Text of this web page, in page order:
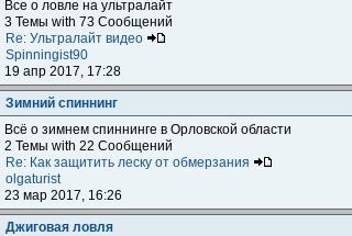
Все о ловле на ультралайт
3 Темы with 73 Сообщений
Re: Ультралайт видео
Spinningist90
19 апр 2017, 17:28
Зимний спиннинг
Всё о зимнем спиннинге в Орловской области
2 Темы with 22 Сообщений
Re: Как защитить леску от обмерзания
olgaturist
23 мар 2017, 16:26
Джиговая ловля